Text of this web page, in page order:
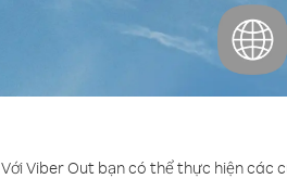
Với Viber Out bạn có thể thực hiện các